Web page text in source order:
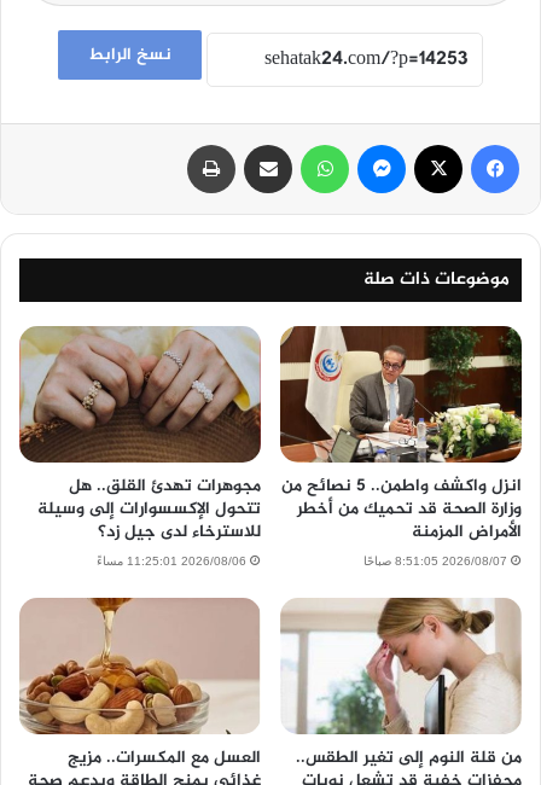
نسخ الرابط
فيسبوك ماسنجر واتساب مشاركة عبر البريد
موضوعات ذات صلة
انزل واكشف واطمن.. 5 نصائح من
وزارة الصحة قد تحميك من أخطر
الأمراض المزمنة
2026/08/07 8:51:05 صباحًا
مجوهرات تهدئ القلق.. هل
تتحول الإكسسوارات إلى وسيلة
للاسترخاء لدى جيل زد؟
2026/08/06 11:25:01 مساءً
من قلة النوم إلى تغير الطقس..
العسل مع المكسرات.. مزيج